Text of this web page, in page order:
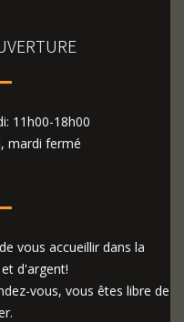
11h00-18h00
mardi fermé
vous accueillir dans la
d'argent!
vous, vous êtes libre de